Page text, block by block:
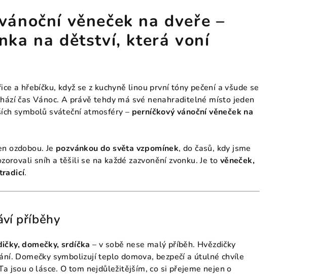
věneček na dveře –
na dětství, která voní
a hřebíčku, když se z kuchyně linou první tóny pečení a všude se
čas Vánoc. A právě tehdy má své nenahraditelné místo jeden
symbolů sváteční atmosféry – perníčkový vánoční věneček na
ozdobou. Je pozvánkou do světa vzpomínek, do časů, kdy jsme
sníh a těšili se na každé zazvonění zvonku. Je to věneček,
.
příběhy
domečky, srdíčka – v sobě nese malý příběh. Hvězdičky
Domečky symbolizují teplo domova, bezpečí a útulné chvíle
jsou o lásce. O tom nejdůležitějším, co si přejeme nejen o